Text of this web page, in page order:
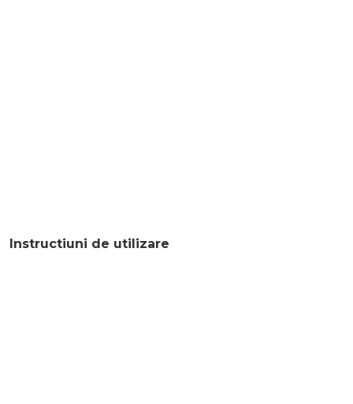
Instructiuni de utilizare